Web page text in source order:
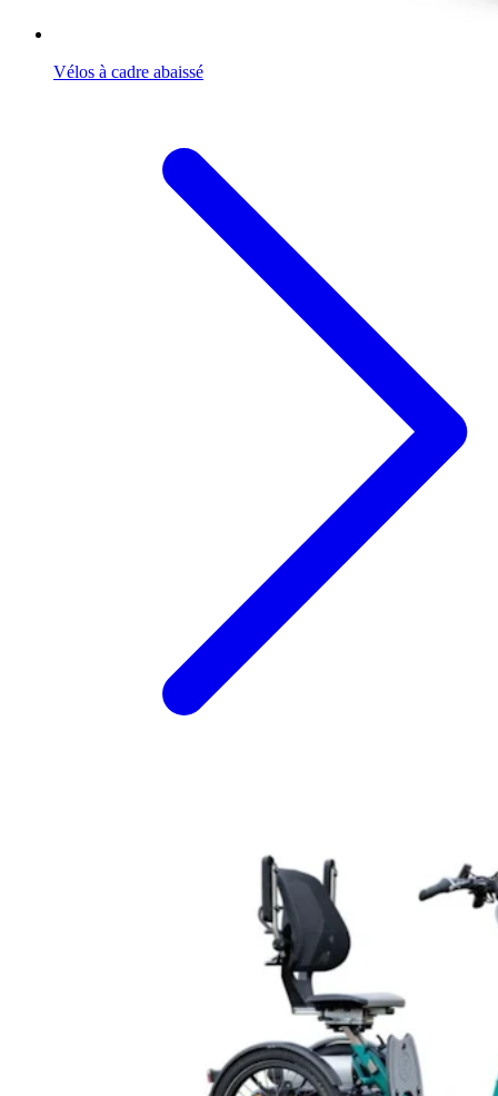
Vélos à cadre abaissé